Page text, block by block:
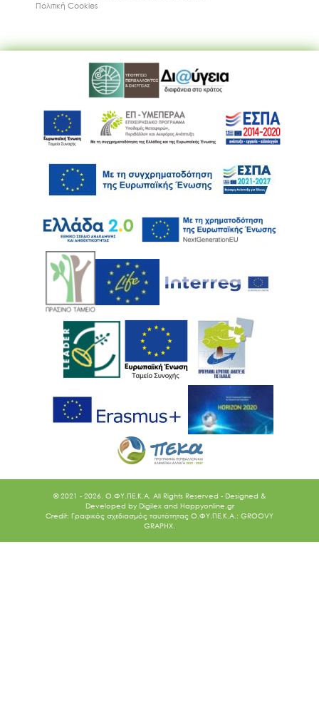
Ακολουθήστε μας
Πολιτική Cookies
© 2021 - 2026. O.ΦΥ.ΠΕ.Κ.Α. All Rights Reserved - Designed &
Developed by Digilex and Happyonline.gr
Credit: Γραφικός σχεδιασμός ταυτότητας Ο.ΦΥ.ΠΕ.Κ.Α.: GROOVY
GRAPHX.